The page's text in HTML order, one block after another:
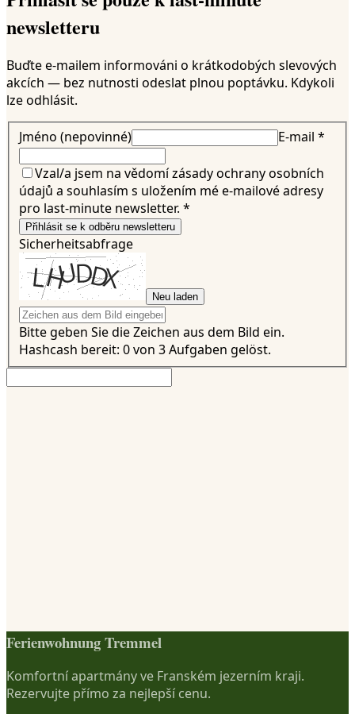
newsletteru
Buďte e-mailem informováni o krátkodobých slevových
akcích — bez nutnosti odeslat plnou poptávku. Kdykoli
lze odhlásit.
Jméno (nepovinné) E-mail *
Vzal/a jsem na vědomí zásady ochrany osobních
údajů a souhlasím s uložením mé e-mailové adresy
pro last-minute newsletter. *
Přihlásit se k odběru newsletteru
Sicherheitsabfrage
Neu laden
Bitte geben Sie die Zeichen aus dem Bild ein.
Hashcash bereit: 0 von 3 Aufgaben gelöst.
Ferienwohnung Tremmel
Komfortní apartmány ve Franském jezerním kraji.
Rezervujte přímo za nejlepší cenu.